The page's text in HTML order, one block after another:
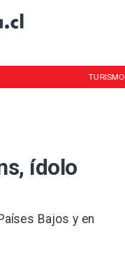
TURISMO
ídolo
Bajos y en